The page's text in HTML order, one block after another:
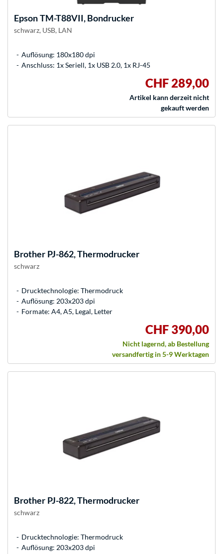
EpsonTM-T88VII, Bondrucker
schwarz, USB, LAN
Auflösung: 180x180 dpi
Anschluss: 1x Seriell, 1x USB 2.0, 1x RJ-45
CHF 289,00
Artikel kann derzeit nicht
gekauft werden
Brother PJ-862, Thermodrucker
schwarz
Drucktechnologie: Thermodruck
Auflösung: 203x203 dpi
Formate: A4, A5, Legal, Letter
CHF 390,00
Nicht lagernd, ab Bestellung
versandfertig in 5-9 Werktagen
Brother PJ-822, Thermodrucker
schwarz
Drucktechnologie: Thermodruck
Auflösung: 203x203 dpi